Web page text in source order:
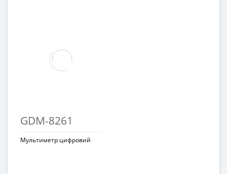
GDM-8261
Мультиметр цифровий